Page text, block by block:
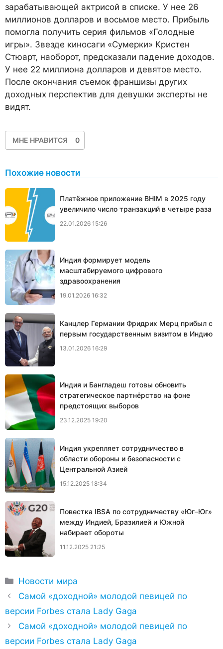
зарабатывающей актрисой в списке. У нее 26
миллионов долларов и восьмое место. Прибыль
помогла получить серия фильмов «Голодные
игры». Звезде киносаги «Сумерки» Кристен
Стюарт, наоборот, предсказали падение доходов.
У нее 22 миллиона долларов и девятое место.
После окончания съемок франшизы других
доходных перспектив для девушки эксперты не
видят.
МНЕ НРАВИТСЯ 0
Похожие новости
Платёжное приложение BHIM в 2025 году
увеличило число транзакций в четыре раза
22.01.2026 15:26
Индия формирует модель
масштабируемого цифрового
здравоохранения
19.01.2026 16:32
Канцлер Германии Фридрих Мерц прибыл с
первым государственным визитом в Индию
13.01.2026 16:29
Индия и Бангладеш готовы обновить
стратегическое партнёрство на фоне
предстоящих выборов
23.12.2025 19:20
Индия укрепляет сотрудничество в
области обороны и безопасности с
Центральной Азией
15.12.2025 18:34
Повестка IBSA по сотрудничеству «Юг–Юг»
между Индией, Бразилией и Южной
набирает обороты
11.12.2025 21:25
Рубрики
Новости мира
Самой «доходной» молодой певицей по
версии Forbes стала Lady Gaga
Самой «доходной» молодой певицей по
версии Forbes стала Lady Gaga